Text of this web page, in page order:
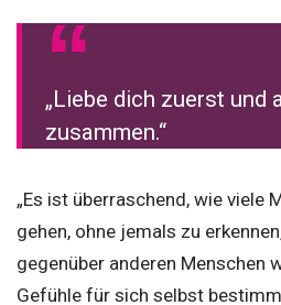
„Liebe dich zuerst und
zusammen.“
„Es ist überraschend, wie viele
gehen, ohne jemals zu
gegenüber anderen Menschen
Gefühle für sich selbst